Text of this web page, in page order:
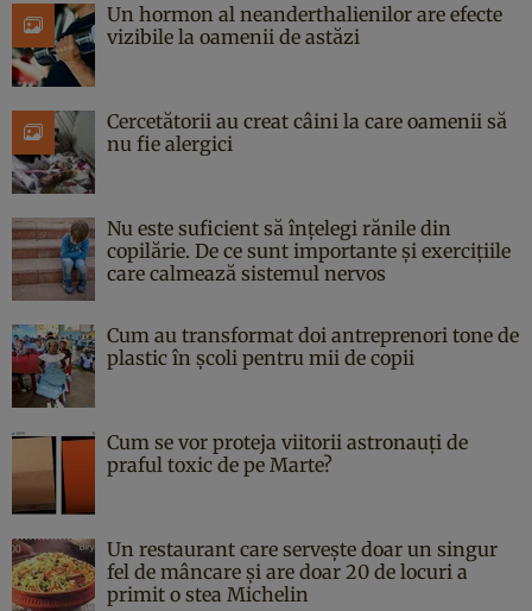
Un hormon al neanderthalienilor are efecte
vizibile la oamenii de astăzi
Cercetătorii au creat câini la care oamenii să
nu fie alergici
Nu este suficient să înțelegi rănile din
copilărie. De ce sunt importante și exercițiile
care calmează sistemul nervos
Cum au transformat doi antreprenori tone de
plastic în școli pentru mii de copii
Cum se vor proteja viitorii astronauți de
praful toxic de pe Marte?
Un restaurant care servește doar un singur
fel de mâncare și are doar 20 de locuri a
primit o stea Michelin